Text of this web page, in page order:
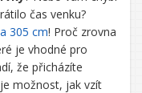
čas venku?
305 cm! Proč zrovna
je vhodné pro
že přicházíte
možnost, jak vzít